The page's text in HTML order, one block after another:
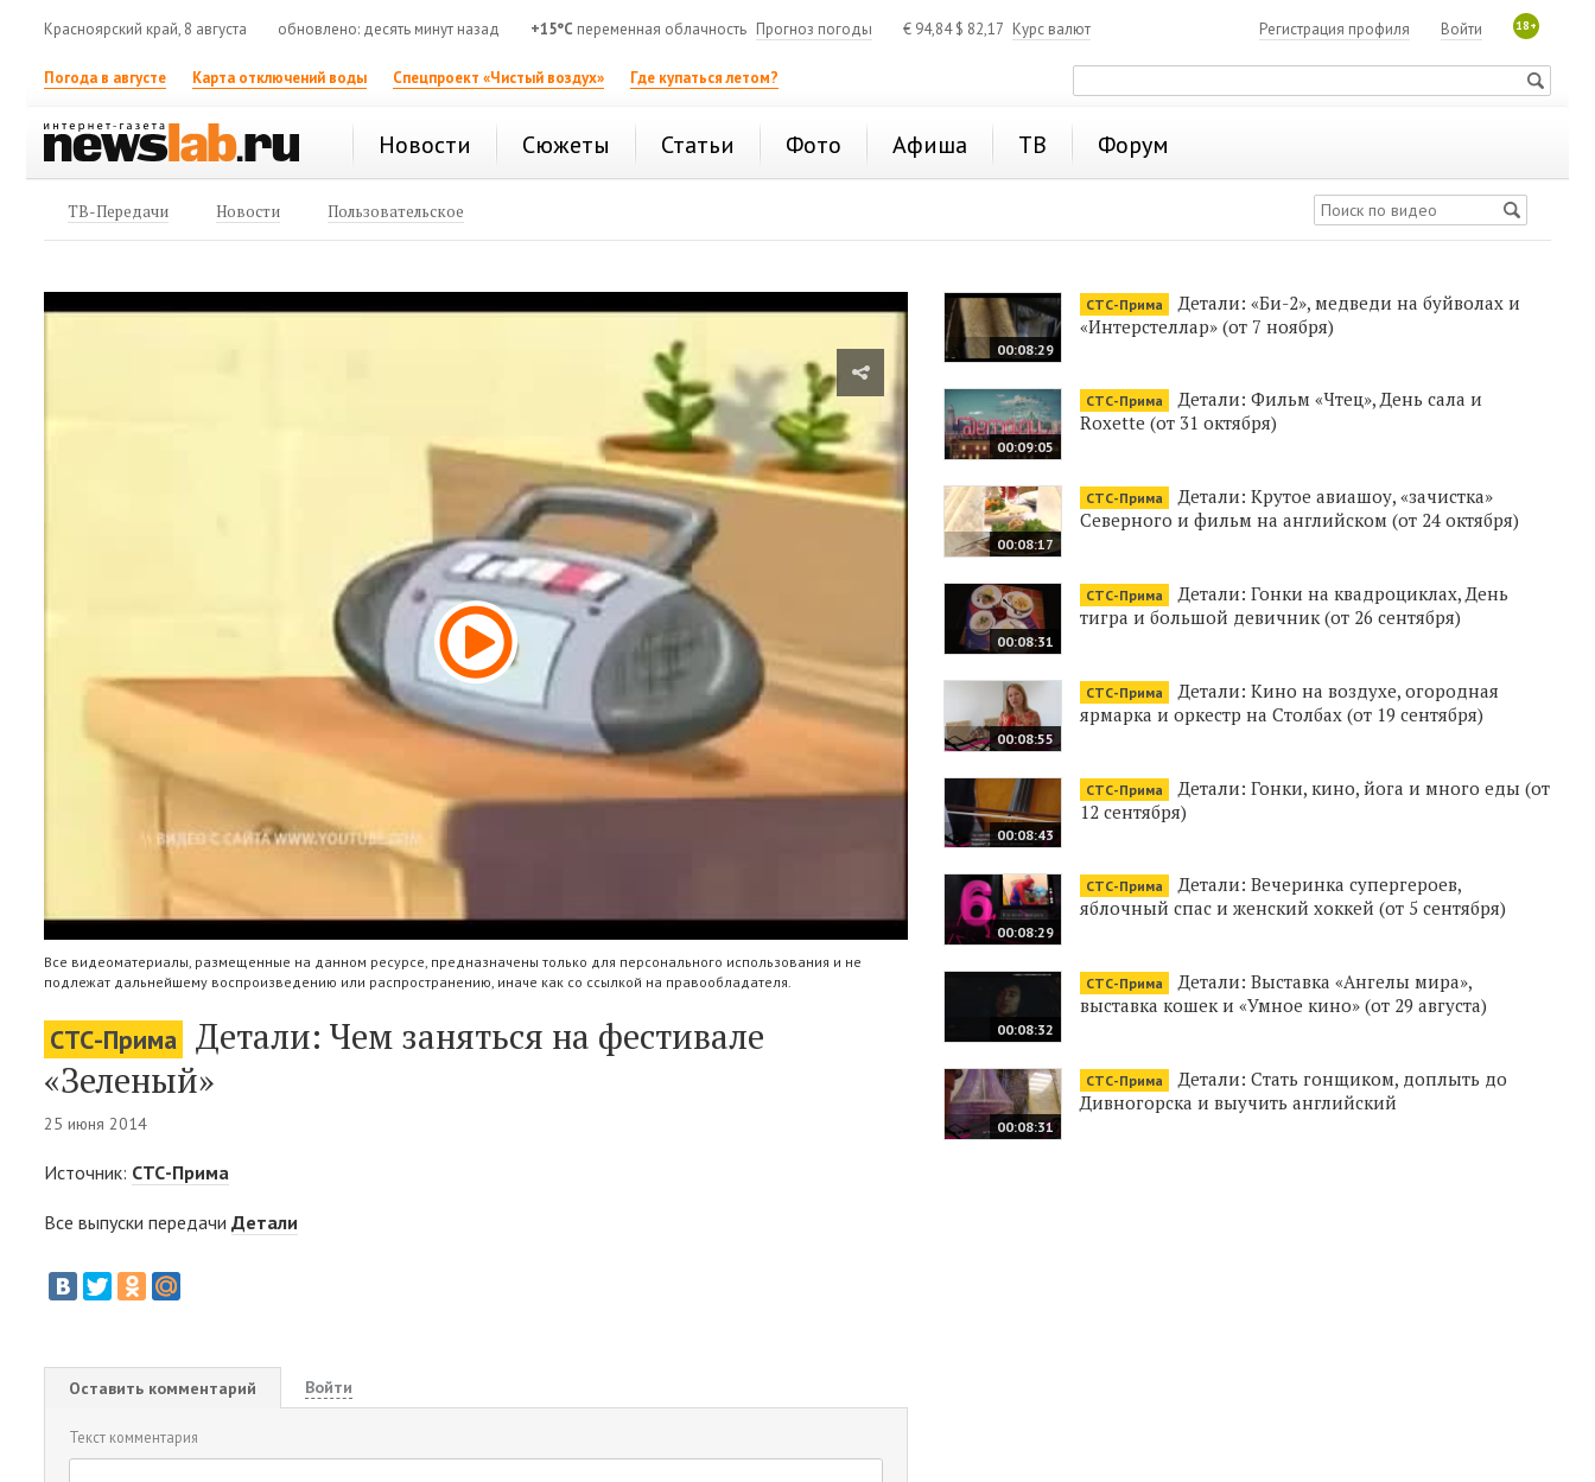
Красноярский край, 8 августа обновлено: десять минут назад +15°C переменная облачность Прогноз погоды € 94,84$ 82,17 Курс валют 18+
Войти
Регистрация профиля
Погода в августе Карта отключений воды Спецпроект «Чистый воздух» Где купаться летом?
Новости Сюжеты Статьи Фото Афиша ТВ Форум
ТВ-Передачи Новости Пользовательское
Все видеоматериалы, размещенные на данном ресурсе, предназначены только для персонального использования и не
подлежат дальнейшему воспроизведению или распространению, иначе как со ссылкой на правообладателя.
СТС-Прима Детали: Чем заняться на фестивале
«Зеленый»
25 июня 2014
Источник: СТС-Прима
Все выпуски передачи Детали
Оставить комментарий Войти
Текст комментария
00:08:29
СТС-Прима
Детали: «Би-2», медведи на буйволах и
«Интерстеллар» (от 7 ноября)
00:09:05
СТС-Прима
Детали: Фильм «Чтец», День сала и
Roxette (от 31 октября)
00:08:17
СТС-Прима
Детали: Крутое авиашоу, «зачистка»
Северного и фильм на английском (от 24 октября)
00:08:31
СТС-Прима
Детали: Гонки на квадроциклах, День
тигра и большой девичник (от 26 сентября)
00:08:55
СТС-Прима
Детали: Кино на воздухе, огородная
ярмарка и оркестр на Столбах (от 19 сентября)
00:08:43
СТС-Прима
Детали: Гонки, кино, йога и много еды (от
12 сентября)
00:08:29
СТС-Прима
Детали: Вечеринка супергероев,
яблочный спас и женский хоккей (от 5 сентября)
00:08:32
СТС-Прима
Детали: Выставка «Ангелы мира»,
выставка кошек и «Умное кино» (от 29 августа)
00:08:31
СТС-Прима
Детали: Стать гонщиком, доплыть до
Дивногорска и выучить английский